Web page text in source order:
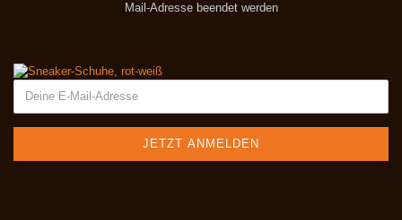
Mail-Adresse beendet werden